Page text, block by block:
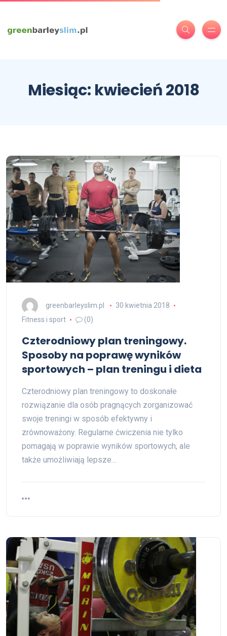
Miesiąc: kwiecień 2018
greenbarleyslim.pl
30 kwietnia 2018
Fitness i sport
(0)
Czterodniowy plan treningowy.
Sposoby na poprawę wyników
sportowych – plan treningu i dieta
Czterodniowy plan treningowy to doskonałe
rozwiązanie dla osób pragnących zorganizować
swoje treningi w sposób efektywny i
zrównoważony. Regularne ćwiczenia nie tylko
pomagają w poprawie wyników sportowych, ale
także umożliwiają lepsze…